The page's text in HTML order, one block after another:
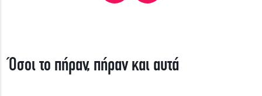
Όσοι το πήραν, πήραν και αυτά